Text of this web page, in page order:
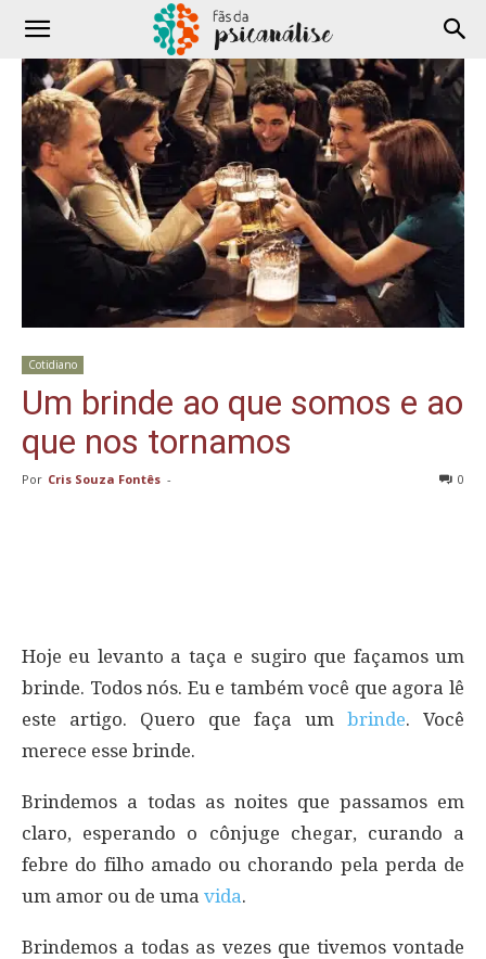
Cotidiano
Um brinde ao que somos e ao
que nos tornamos
Por Cris Souza Fontês - 0
Hoje eu levanto a taça e sugiro que façamos um
brinde. Todos nós. Eu e também você que agora lê
este artigo. Quero que faça um brinde. Você
merece esse brinde.
Brindemos a todas as noites que passamos em
claro, esperando o cônjuge chegar, curando a
febre do filho amado ou chorando pela perda de
um amor ou de uma vida.
Brindemos a todas as vezes que tivemos vontade